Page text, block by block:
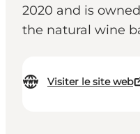
2020 and is
the natural wine
Visiter le site web